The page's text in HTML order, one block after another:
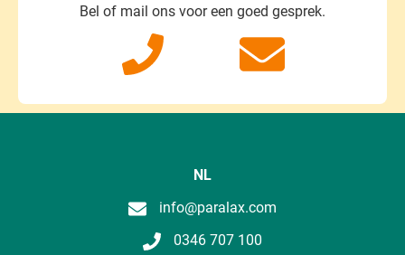
Bel of mail ons voor een goed gesprek.
NL
info@paralax.com
0346 707 100